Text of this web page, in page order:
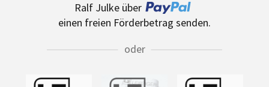
Ralf Julke über
einen freien Förderbetrag senden.
oder